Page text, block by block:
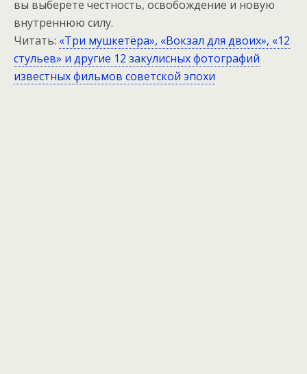
вы выберете честность, освобождение и новую
внутреннюю силу.
Читать: «Три мушкетёра», «Вокзал для двоих», «12
стульев» и другие 12 закулисных фотографий
известных фильмов советской эпохи